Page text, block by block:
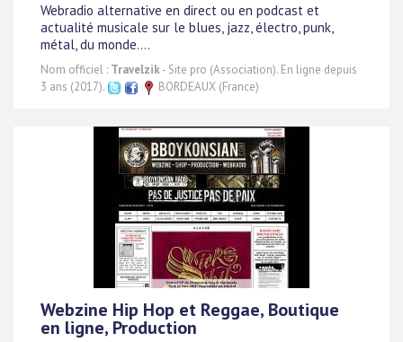
Webradio alternative en direct ou en podcast et
actualité musicale sur le blues, jazz, électro, punk,
métal, du monde....
Nom officiel : Travelzik- Site pro (Association). En ligne depuis
3 ans (2017).
BORDEAUX (France)
Webzine Hip Hop et Reggae, Boutique
en ligne, Production